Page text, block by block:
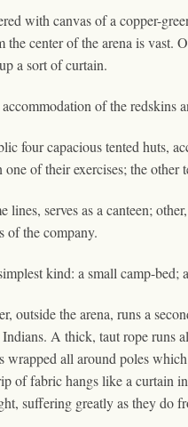
with canvas of a copper-
center of the arena is vast.
a sort of curtain.
of the redskins
four capacious tented huts,
of their exercises; the other
serves as a canteen;
of the company.
kind: a small camp-
outside the arena, runs a
A thick, taut rope runs
all around poles
of fabric hangs like a curtain
suffering greatly as they do